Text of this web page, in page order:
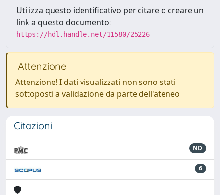
Utilizza questo identificativo per citare o creare un
link a questo documento:
https://hdl.handle.net/11580/25226
Attenzione
Attenzione! I dati visualizzati non sono stati
sottoposti a validazione da parte dell'ateneo
Citazioni
ND
6